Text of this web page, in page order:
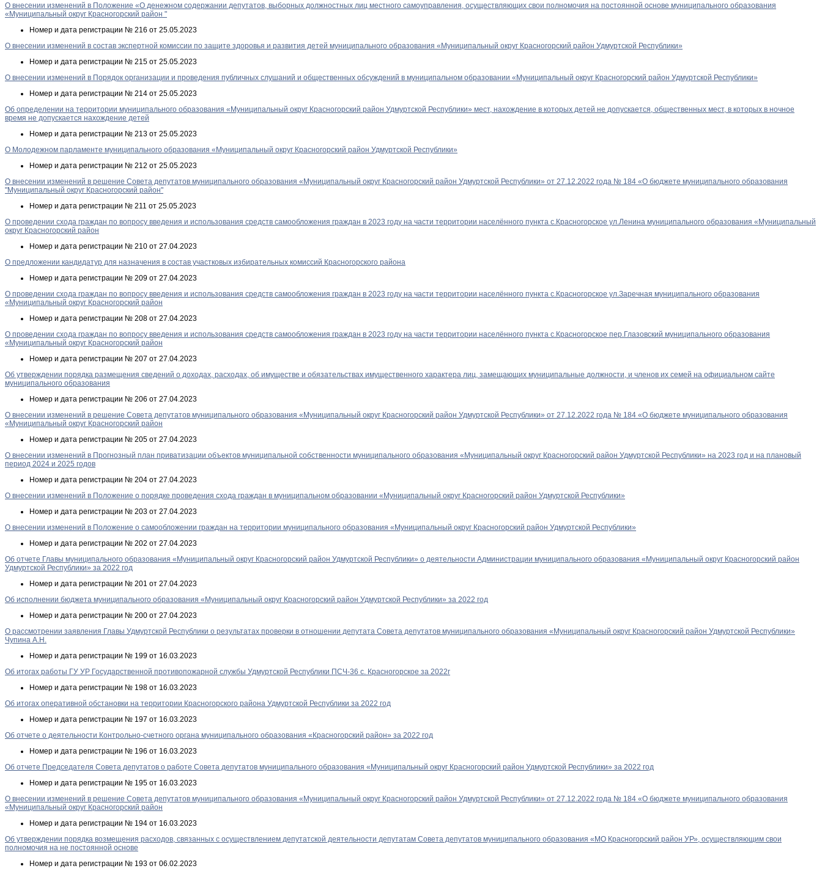
О внесении изменений в Положение «О денежном содержании депутатов, выборных должностных лиц местного самоуправления, осуществляющих свои полномочия на постоянной основе муниципального образования
«Муниципальный округ Красногорский район "
Номер и дата регистрации № 216 от 25.05.2023
О внесении изменений в состав экспертной комиссии по защите здоровья и развития детей муниципального образования «Муниципальный округ Красногорский район Удмуртской Республики»
Номер и дата регистрации № 215 от 25.05.2023
О внесении изменений в Порядок организации и проведения публичных слушаний и общественных обсуждений в муниципальном образовании «Муниципальный округ Красногорский район Удмуртской Республики»
Номер и дата регистрации № 214 от 25.05.2023
Об определении на территории муниципального образования «Муниципальный округ Красногорский район Удмуртской Республики» мест, нахождение в которых детей не допускается, общественных мест, в которых в ночное
время не допускается нахождение детей
Номер и дата регистрации № 213 от 25.05.2023
О Молодежном парламенте муниципального образования «Муниципальный округ Красногорский район Удмуртской Республики»
Номер и дата регистрации № 212 от 25.05.2023
О внесении изменений в решение Совета депутатов муниципального образования «Муниципальный округ Красногорский район Удмуртской Республики» от 27.12.2022 года № 184 «О бюджете муниципального образования
"Муниципальный округ Красногорский район"
Номер и дата регистрации № 211 от 25.05.2023
О проведении схода граждан по вопросу введения и использования средств самообложения граждан в 2023 году на части территории населённого пункта с.Красногорское ул.Ленина муниципального образования «Муниципальный
округ Красногорский район
Номер и дата регистрации № 210 от 27.04.2023
О предложении кандидатур для назначения в состав участковых избирательных комиссий Красногорского района
Номер и дата регистрации № 209 от 27.04.2023
О проведении схода граждан по вопросу введения и использования средств самообложения граждан в 2023 году на части территории населённого пункта с.Красногорское ул.Заречная муниципального образования
«Муниципальный округ Красногорский район
Номер и дата регистрации № 208 от 27.04.2023
О проведении схода граждан по вопросу введения и использования средств самообложения граждан в 2023 году на части территории населённого пункта с.Красногорское пер.Глазовский муниципального образования
«Муниципальный округ Красногорский район
Номер и дата регистрации № 207 от 27.04.2023
Об утверждении порядка размещения сведений о доходах, расходах, об имуществе и обязательствах имущественного характера лиц, замещающих муниципальные должности, и членов их семей на официальном сайте
муниципального образования
Номер и дата регистрации № 206 от 27.04.2023
О внесении изменений в решение Совета депутатов муниципального образования «Муниципальный округ Красногорский район Удмуртской Республики» от 27.12.2022 года № 184 «О бюджете муниципального образования
«Муниципальный округ Красногорский район
Номер и дата регистрации № 205 от 27.04.2023
О внесении изменений в Прогнозный план приватизации объектов муниципальной собственности муниципального образования «Муниципальный округ Красногорский район Удмуртской Республики» на 2023 год и на плановый
период 2024 и 2025 годов
Номер и дата регистрации № 204 от 27.04.2023
О внесении изменений в Положение о порядке проведения схода граждан в муниципальном образовании «Муниципальный округ Красногорский район Удмуртской Республики»
Номер и дата регистрации № 203 от 27.04.2023
О внесении изменений в Положение о самообложении граждан на территории муниципального образования «Муниципальный округ Красногорский район Удмуртской Республики»
Номер и дата регистрации № 202 от 27.04.2023
Об отчете Главы муниципального образования «Муниципальный округ Красногорский район Удмуртской Республики» о деятельности Администрации муниципального образования «Муниципальный округ Красногорский район
Удмуртской Республики» за 2022 год
Номер и дата регистрации № 201 от 27.04.2023
Об исполнении бюджета муниципального образования «Муниципальный округ Красногорский район Удмуртской Республики» за 2022 год
Номер и дата регистрации № 200 от 27.04.2023
О рассмотрении заявления Главы Удмуртской Республики о результатах проверки в отношении депутата Совета депутатов муниципального образования «Муниципальный округ Красногорский район Удмуртской Республики»
Чупина А.Н.
Номер и дата регистрации № 199 от 16.03.2023
Об итогах работы ГУ УР Государственной противопожарной службы Удмуртской Республики ПСЧ-36 с. Красногорское за 2022г
Номер и дата регистрации № 198 от 16.03.2023
Об итогах оперативной обстановки на территории Красногорского района Удмуртской Республики за 2022 год
Номер и дата регистрации № 197 от 16.03.2023
Об отчете о деятельности Контрольно-счетного органа муниципального образования «Красногорский район» за 2022 год
Номер и дата регистрации № 196 от 16.03.2023
Об отчете Председателя Совета депутатов о работе Совета депутатов муниципального образования «Муниципальный округ Красногорский район Удмуртской Республики» за 2022 год
Номер и дата регистрации № 195 от 16.03.2023
О внесении изменений в решение Совета депутатов муниципального образования «Муниципальный округ Красногорский район Удмуртской Республики» от 27.12.2022 года № 184 «О бюджете муниципального образования
«Муниципальный округ Красногорский район
Номер и дата регистрации № 194 от 16.03.2023
Об утверждении порядка возмещения расходов, связанных с осуществлением депутатской деятельности депутатам Совета депутатов муниципального образования «МО Красногорский район УР», осуществляющим свои
полномочия на не постоянной основе
Номер и дата регистрации № 193 от 06.02.2023